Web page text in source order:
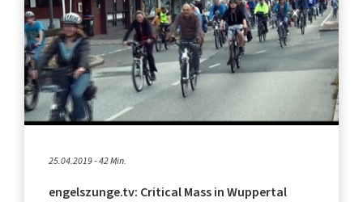
25.04.2019 - 42 Min.
engelszunge.tv: Critical Mass in Wuppertal